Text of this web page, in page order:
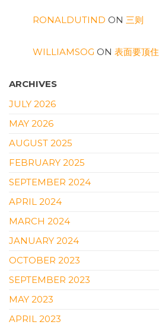
RONALDUTIND ON 三则
WILLIAMSOG ON 表面要顶住
ARCHIVES
JULY 2026
MAY 2026
AUGUST 2025
FEBRUARY 2025
SEPTEMBER 2024
APRIL 2024
MARCH 2024
JANUARY 2024
OCTOBER 2023
SEPTEMBER 2023
MAY 2023
APRIL 2023